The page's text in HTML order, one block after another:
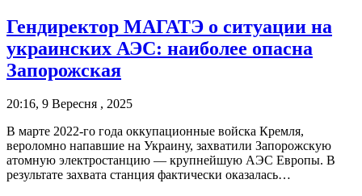
Гендиректор МАГАТЭ о ситуации на
украинских АЭС: наиболее опасна
Запорожская
20:16, 9 Вересня , 2025
В марте 2022-го года оккупационные войска Кремля,
вероломно напавшие на Украину, захватили Запорожскую
атомную электростанцию — крупнейшую АЭС Европы. В
результате захвата станция фактически оказалась…